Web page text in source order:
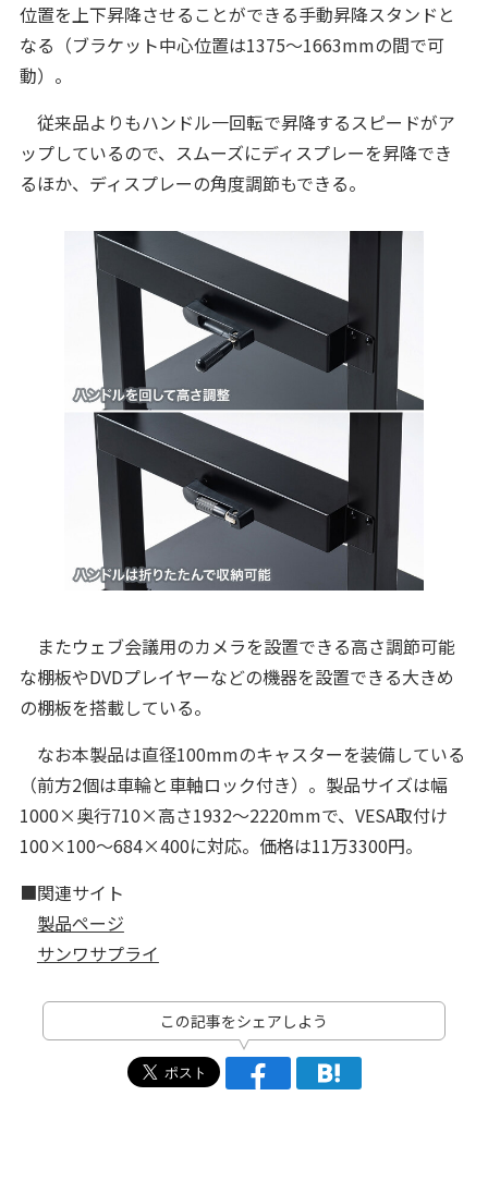
位置を上下昇降させることができる手動昇降スタンドと
なる（ブラケット中心位置は1375～1663mmの間で可
動）。
従来品よりもハンドル一回転で昇降するスピードがア
ップしているので、スムーズにディスプレーを昇降でき
るほか、ディスプレーの角度調節もできる。
またウェブ会議用のカメラを設置できる高さ調節可能
な棚板やDVDプレイヤーなどの機器を設置できる大きめ
の棚板を搭載している。
なお本製品は直径100mmのキャスターを装備している
（前方2個は車輪と車軸ロック付き）。製品サイズは幅
1000×奥行710×高さ1932～2220mmで、VESA取付け
100×100～684×400に対応。価格は11万3300円。
■関連サイト
製品ページ
サンワサプライ
この記事をシェアしよう